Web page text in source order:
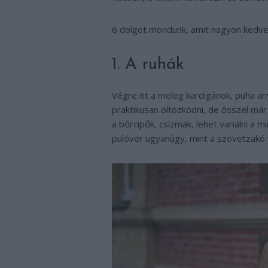
6 dolgot mondunk, amit nagyon
1. A ruhák
Végre itt a meleg kardigánok, puha
praktikusan öltözködni, de ősszel
a bőrcipők, csizmák, lehet variálni a
pulóver ugyanúgy, mint a